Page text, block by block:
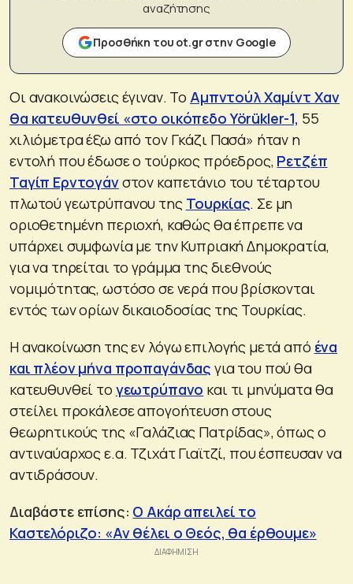
αναζήτησης
Προσθήκη του ot.gr στην Google
Οι ανακοινώσεις έγιναν. Το Αμπντούλ Χαμίντ Χαν
θα κατευθυνθεί «στο οικόπεδο Yörükler-1, 55
χιλιόμετρα έξω από τον Γκάζι Πασά» ήταν η
εντολή που έδωσε ο τούρκος πρόεδρος, Ρετζέπ
Ταγίπ Ερντογάνστον καπετάνιο του τέταρτου
πλωτού γεωτρύπανου της Τουρκίας. Σε μη
οριοθετημένη περιοχή, καθώς θα έπρεπε να
υπάρχει συμφωνία με την Κυπριακή Δημοκρατία,
για να τηρείται το γράμμα της διεθνούς
νομιμότητας, ωστόσο σε νερά που βρίσκονται
εντός των ορίων δικαιοδοσίας της Τουρκίας.
Η ανακοίνωση της εν λόγω επιλογής μετά από ένα
και πλέον μήνα προπαγάνδας για του πού θα
κατευθυνθεί το γεωτρύπανο και τι μηνύματα θα
στείλει προκάλεσε απογοήτευση στους
θεωρητικούς της «Γαλάζιας Πατρίδας», όπως ο
αντιναύαρχος ε.α. Τζιχάτ Γιαϊτζί, που έσπευσαν να
αντιδράσουν.
Διαβάστε επίσης: Ο Ακάρ απειλεί το
Καστελόριζο: «Αν θέλει ο Θεός, θα έρθουμε»